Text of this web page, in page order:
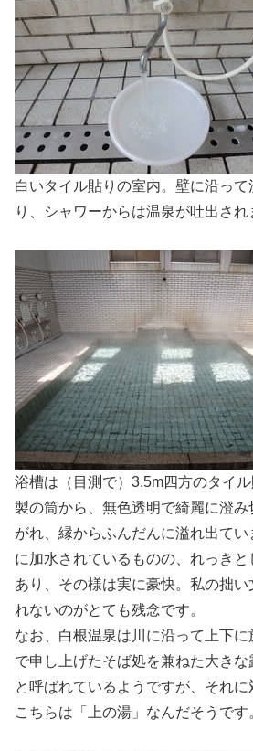
白いタイル貼りの室内。壁に沿っ
り、シャワーからは温泉が吐出され
浴槽は（目測で）3.5m四方のタイ
製の筒から、無色透明で綺麗に澄
がれ、縁からふんだんに溢れ出て
に加水されているものの、れっき
あり、その様は実に豪快。私の拙い
れないのがとても残念です。
なお、白根温泉は川に沿って上下
で申し上げたそば処を兼ねた大きな
と呼ばれているようですが、それ
こちらは「上の湯」なんだそうです